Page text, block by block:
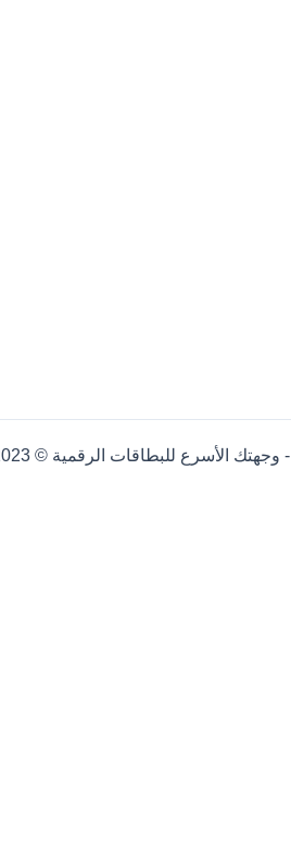
- وجهتك الأسرع للبطاقات الرقمية © 2023